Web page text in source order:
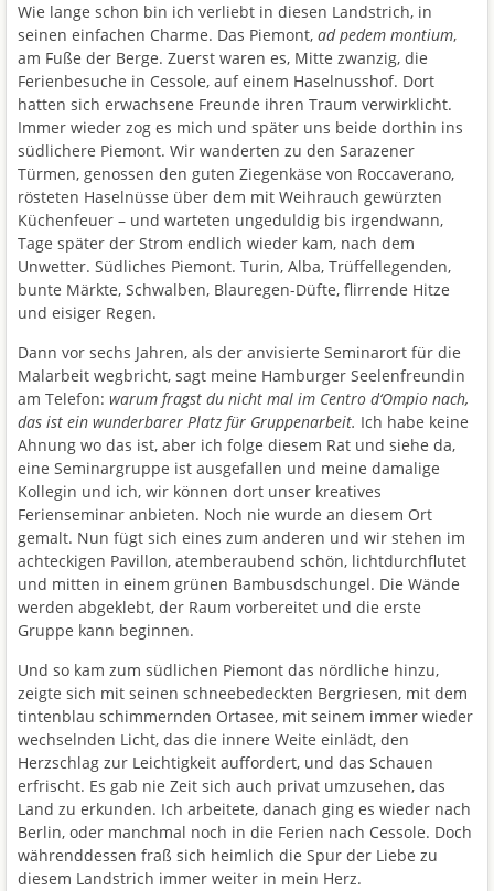
Wie lange schon bin ich verliebt in diesen Landstrich, in
seinen einfachen Charme. Das Piemont, ad pedem montium,
am Fuße der Berge. Zuerst waren es, Mitte zwanzig, die
Ferienbesuche in Cessole, auf einem Haselnusshof. Dort
hatten sich erwachsene Freunde ihren Traum verwirklicht.
Immer wieder zog es mich und später uns beide dorthin ins
südlichere Piemont. Wir wanderten zu den Sarazener
Türmen, genossen den guten Ziegenkäse von Roccaverano,
rösteten Haselnüsse über dem mit Weihrauch gewürzten
Küchenfeuer – und warteten ungeduldig bis irgendwann,
Tage später der Strom endlich wieder kam, nach dem
Unwetter. Südliches Piemont. Turin, Alba, Trüffellegenden,
bunte Märkte, Schwalben, Blauregen-Düfte, flirrende Hitze
und eisiger Regen.
Dann vor sechs Jahren, als der anvisierte Seminarort für die
Malarbeit wegbricht, sagt meine Hamburger Seelenfreundin
am Telefon: warum fragst du nicht mal im Centro d‘Ompio nach,
das ist ein wunderbarer Platz für Gruppenarbeit. Ich habe keine
Ahnung wo das ist, aber ich folge diesem Rat und siehe da,
eine Seminargruppe ist ausgefallen und meine damalige
Kollegin und ich, wir können dort unser kreatives
Ferienseminar anbieten. Noch nie wurde an diesem Ort
gemalt. Nun fügt sich eines zum anderen und wir stehen im
achteckigen Pavillon, atemberaubend schön, lichtdurchflutet
und mitten in einem grünen Bambusdschungel. Die Wände
werden abgeklebt, der Raum vorbereitet und die erste
Gruppe kann beginnen.
Und so kam zum südlichen Piemont das nördliche hinzu,
zeigte sich mit seinen schneebedeckten Bergriesen, mit dem
tintenblau schimmernden Ortasee, mit seinem immer wieder
wechselnden Licht, das die innere Weite einlädt, den
Herzschlag zur Leichtigkeit auffordert, und das Schauen
erfrischt. Es gab nie Zeit sich auch privat umzusehen, das
Land zu erkunden. Ich arbeitete, danach ging es wieder nach
Berlin, oder manchmal noch in die Ferien nach Cessole. Doch
währenddessen fraß sich heimlich die Spur der Liebe zu
diesem Landstrich immer weiter in mein Herz.